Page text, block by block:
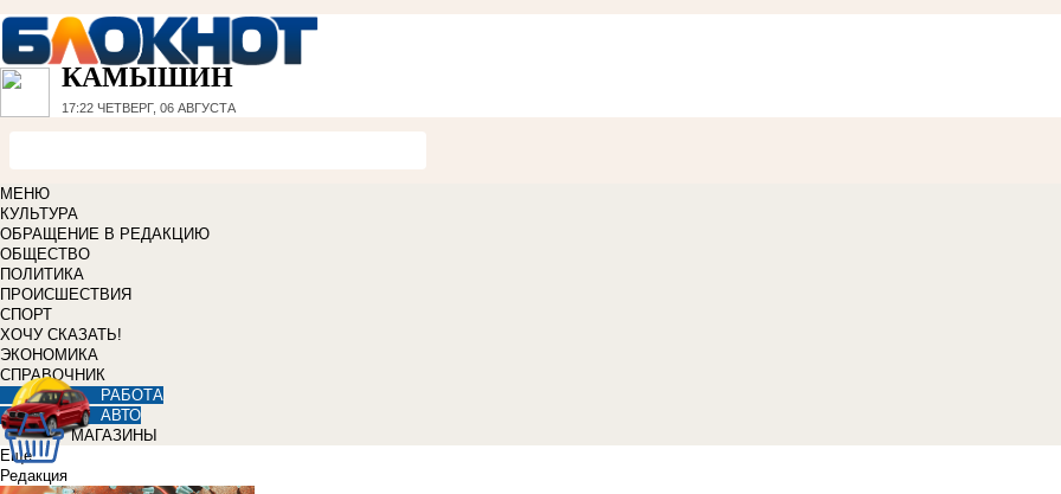
КАМЫШИН
17:22 ЧЕТВЕРГ, 06 АВГУСТА
МЕНЮ
КУЛЬТУРА
ОБРАЩЕНИЕ В РЕДАКЦИЮ
ОБЩЕСТВО
ПОЛИТИКА
ПРОИСШЕСТВИЯ
СПОРТ
ХОЧУ СКАЗАТЬ!
ЭКОНОМИКА
СПРАВОЧНИК
РАБОТА
АВТО
МАГАЗИНЫ
Еще
Редакция